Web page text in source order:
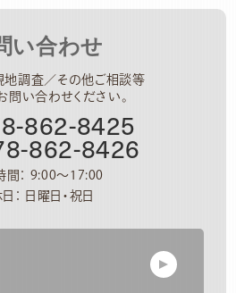
い合わせ
地調査／その他ご相談等
問い合わせください。
862-8425
862-8426
間： 9:00～17:00
： 日曜日・祝日